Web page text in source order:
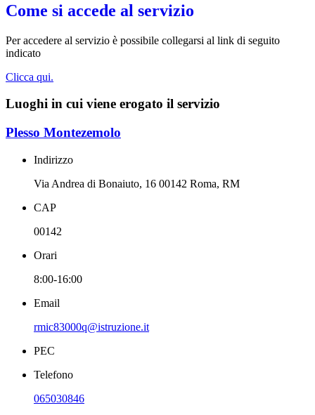
Come si accede al servizio
Per accedere al servizio è possibile collegarsi al link di seguito
indicato
Clicca qui.
Luoghi in cui viene erogato il servizio
Plesso Montezemolo
Indirizzo
Via Andrea di Bonaiuto, 16 00142 Roma, RM
CAP
00142
Orari
8:00-16:00
Email
rmic83000q@istruzione.it
PEC
Telefono
065030846